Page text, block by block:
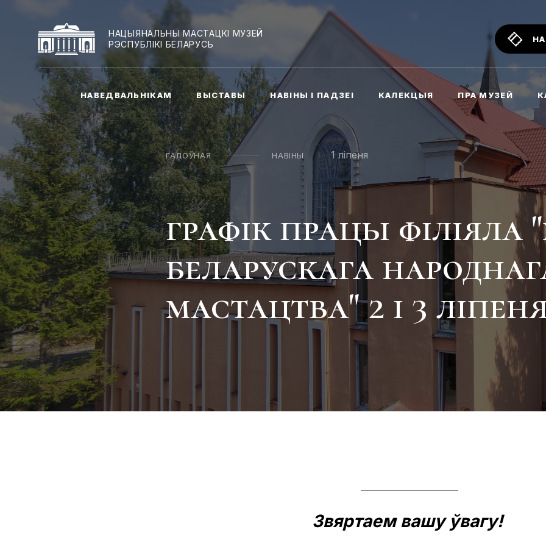
НАЦЫЯНАЛЬНЫ МАСТАЦКІ МУЗЕЙ
РЭСПУБЛІКІ БЕЛАРУСЬ
НАВЕДВАЛЬНІКАМ ВЫСТАВЫ НАВІНЫ І ПАДЗЕІ КАЛЕКЦЫЯ ПРА МУЗЕЙ
ГАЛОЎНАЯ НАВІНЫ 1 ліпеня
графік працы філіяла
беларускага
мастацтва" 2 і 3
Звяртаем вашу ўвагу!